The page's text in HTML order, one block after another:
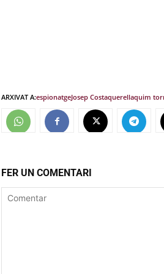
ARXIVAT A:espionatgeJosep Costaquerellaquim
FER UN COMENTARI